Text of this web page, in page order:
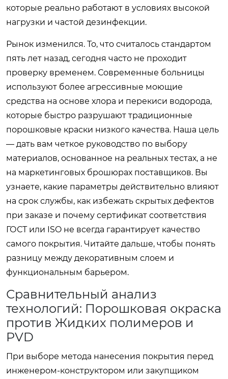
которые реально работают в условиях высокой
нагрузки и частой дезинфекции.
Рынок изменился. То, что считалось стандартом
пять лет назад, сегодня часто не проходит
проверку временем. Современные больницы
используют более агрессивные моющие
средства на основе хлора и перекиси водорода,
которые быстро разрушают традиционные
порошковые краски низкого качества. Наша цель
— дать вам четкое руководство по выбору
материалов, основанное на реальных тестах, а не
на маркетинговых брошюрах поставщиков. Вы
узнаете, какие параметры действительно влияют
на срок службы, как избежать скрытых дефектов
при заказе и почему сертификат соответствия
ГОСТ или ISO не всегда гарантирует качество
самого покрытия. Читайте дальше, чтобы понять
разницу между декоративным слоем и
функциональным барьером.
Сравнительный анализ
технологий: Порошковая окраска
против Жидких полимеров и
PVD
При выборе метода нанесения покрытия перед
инженером-конструктором или закупщиком